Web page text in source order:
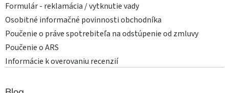
Formulár - reklamácia / vytknutie vady
Osobitné informačné povinnosti obchodníka
Poučenie o práve spotrebiteľa na odstúpenie od zmluvy
Poučenie o ARS
Informácie k overovaniu recenzií